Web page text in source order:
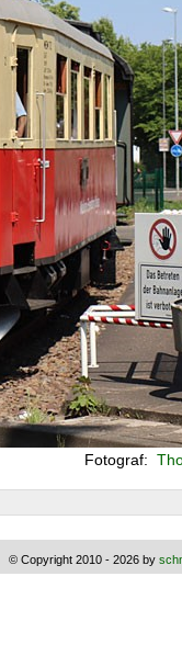
Fotograf:
© Copyright 2010 - 2026 by